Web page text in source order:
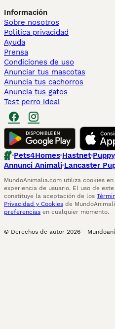
Información
Sobre nosotros
Politica privacidad
Ayuda
Prensa
Condiciones de uso
Anunciar tus mascotas
Anuncia tus cachorros
Anuncia tus gatos
Test perro ideal
Pets4Homes Hastnet
Annunci Animali Lancaster
MundoAnimalia.com utiliza cookies
experiencia de usuario. El uso de
constituye la aceptación de los
Privacidad y Cookies de
preferencias en cualquier momento.
© Derechos de autor 2026 -